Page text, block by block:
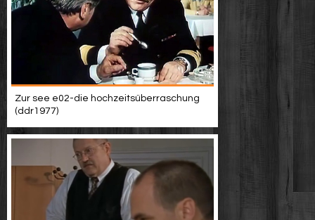
Zur see e02-die hochzeitsüberraschung
(ddr1977)